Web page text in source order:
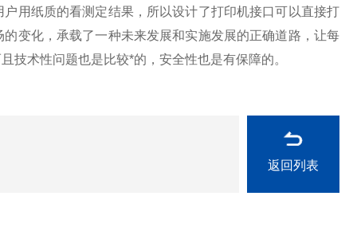
用纸质的看测定结果，所以设计了打印机接口可以直接打
变化，承载了一种未来发展和实施发展的正确道路，让每
技术性问题也是比较*的，安全性也是有保障的。
返回列表